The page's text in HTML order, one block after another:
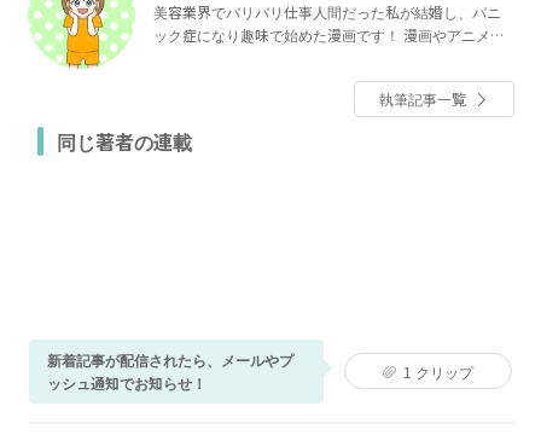
美容業界でバリバリ仕事人間だった私が結婚し、パニ
ック症になり趣味で始めた漫画です！ 漫画やアニメが
執筆記事一覧
同じ著者の連載
新着記事が配信されたら、メールやプ
ッシュ通知でお知らせ！
1 クリップ